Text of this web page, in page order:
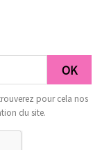
pour cela nos
du site.